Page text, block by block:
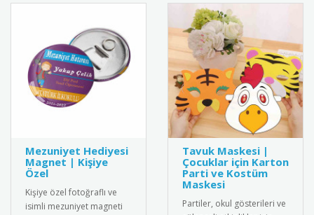
Mezuniyet Hediyesi
Magnet | Kişiye
Özel
Kişiye özel fotoğraflı ve
isimli mezuniyet magneti
Tavuk Maskesi |
Çocuklar için Karton
Parti ve Kostüm
Maskesi
Partiler, okul gösterileri ve